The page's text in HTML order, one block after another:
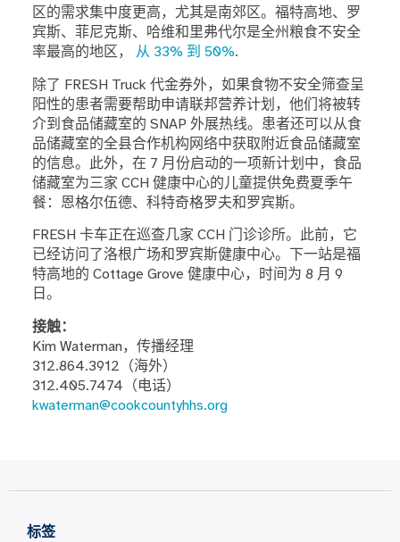
区的需求集中度更高，尤其是南郊区。福特高地、罗
宾斯、菲尼克斯、哈维和里弗代尔是全州粮食不安全
率最高的地区， 从 33% 到 50%.
除了 FRESH Truck 代金券外，如果食物不安全筛查呈
阳性的患者需要帮助申请联邦营养计划，他们将被转
介到食品储藏室的 SNAP 外展热线。患者还可以从食
品储藏室的全县合作机构网络中获取附近食品储藏室
的信息。此外，在 7 月份启动的一项新计划中，食品
储藏室为三家 CCH 健康中心的儿童提供免费夏季午
餐：恩格尔伍德、科特奇格罗夫和罗宾斯。
FRESH 卡车正在巡查几家 CCH 门诊诊所。此前，它
已经访问了洛根广场和罗宾斯健康中心。下一站是福
特高地的 Cottage Grove 健康中心，时间为 8 月 9
日。
接触：
Kim Waterman，传播经理
312.864.3912（海外）
312.405.7474（电话）
kwaterman@cookcountyhhs.org
标签